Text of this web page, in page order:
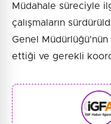
Müdahale süreciyle
çalışmaların
Genel
ettiği ve gerekli